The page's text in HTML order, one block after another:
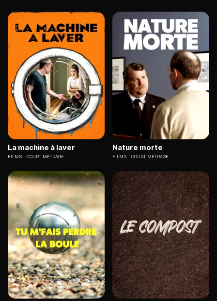
La machine à laver
FILMS COURT-MÉTRAGE
Nature morte
FILMS COURT-MÉTRAGE